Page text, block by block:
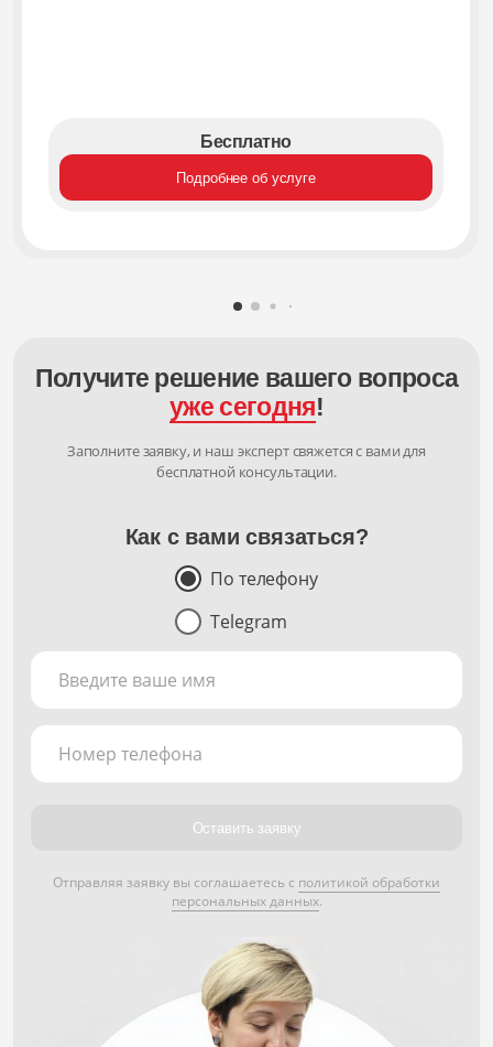
Бесплатно
Подробнее об услуге
Получите решение вашего вопроса
уже сегодня!
Заполните заявку, и наш эксперт свяжется с вами для
бесплатной консультации.
Как с вами связаться?
По телефону
Telegram
Введите ваше имя
Номер телефона
Оставить заявку
Отправляя заявку вы соглашаетесь с политикой обработки
персональных данных.